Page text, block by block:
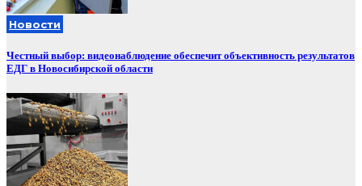
Новости
Честный выбор: видеонаблюдение обеспечит объективность результатов
ЕДГ в Новосибирской области